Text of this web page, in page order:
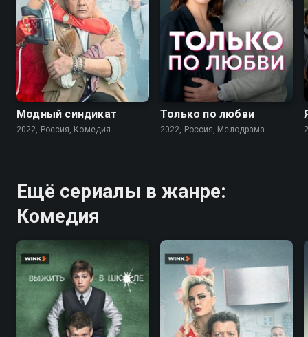
7.6
Модный синдикат
2022, Россия, Комедия
Только по любви
2022, Россия, Мелодрама
Ещё сериалы в жанре:
Комедия